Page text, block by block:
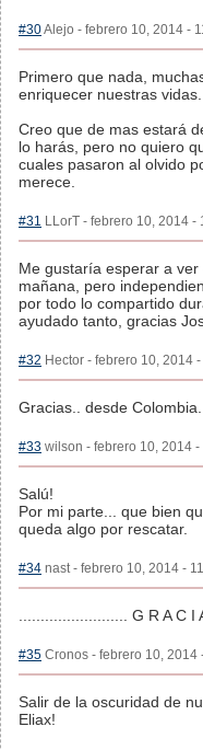
#30Alejo - febrero 10, 2014 -
Primero que nada,
enriquecer nuestras vidas.
Creo que de mas estará
lo harás, pero no quiero
cuales pasaron al olvido
merece.
#31 LLorT - febrero 10, 2014 -
Me gustaría esperar a
mañana, pero
por todo lo compartido
ayudado tanto, gracias
#32 Hector - febrero 10, 2014
Gracias.. desde Colombia.
#33 wilson - febrero 10, 2014
Salú!
Por mi parte... que bien
queda algo por rescatar.
#34 nast - febrero 10, 2014 -
......................... G R A C I
#35 Cronos - febrero 10, 2014
Salir de la oscuridad de
Eliax!